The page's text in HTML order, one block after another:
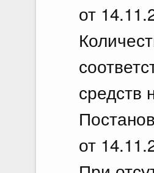
от
средств
от